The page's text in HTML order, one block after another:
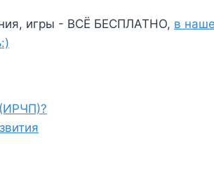
игры - ВСЁ БЕСПЛАТНО, в
(ИРЧП)?